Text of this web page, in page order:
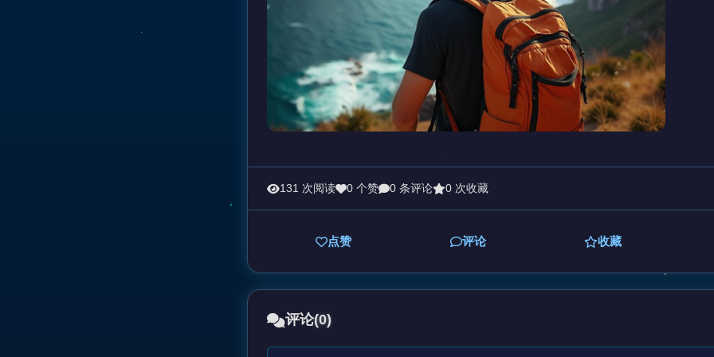
131 次阅读 0 个赞 0 条评论 0 次收藏
点赞 评论 收藏
评论(0)